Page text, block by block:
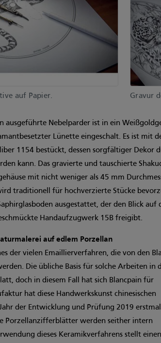
auf Papier. Gravur
ausgeführte Nebelparder ist in ein
Lünette eingeschalt. Es ist mit
1154 bestückt, dessen sorgfältiger Dekor
kann. Das gravierte und tauschierte
mit nicht weniger als 45 mm
traditionell für hochverzierte Stücke
ausgestattet, der den Blick auf
Handaufzugwerk 15B freigibt.
auf edlem Porzellan
der vielen Emaillierverfahren, die von den
Die übliche Basis für solche Arbeiten in
doch in diesem Fall hat sich Blancpain für
hat diese Handwerkskunst chinesischen
der Entwicklung und Prüfung 2019
Porzellanzifferblätter werden seither intern
dieses Keramikverfahrens stellt einen